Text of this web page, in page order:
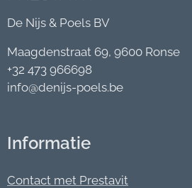
De Nijs & Poels BV
Maagdenstraat 69, 9600 Ronse
+32 473 966698
info@denijs-poels.be
Informatie
Contact met Prestavit